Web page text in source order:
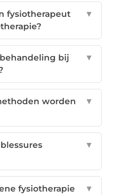
fysiotherapeut
▼
bij
▼
worden
▼
▼
fysiotherapie ▼